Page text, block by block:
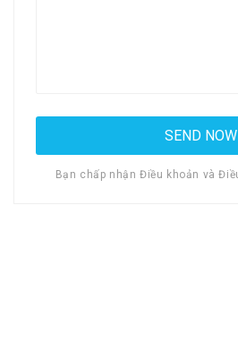
Bạn chấp nhận Điều khoản và